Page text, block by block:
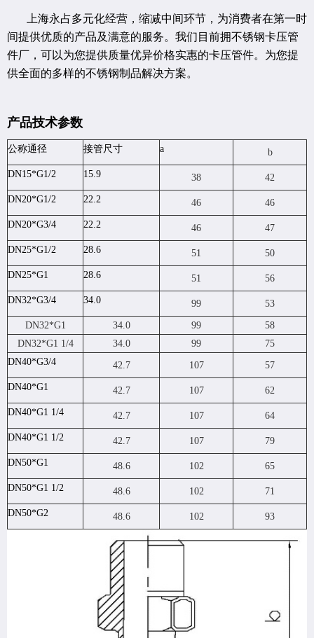
上海永占多元化经营，缩减中间环节，为消费者在第一时
间提供优质的产品及满意的服务。我们目前拥不锈钢卡压管
件厂，可以为您提供质量优异价格实惠的卡压管件。为您提
供全面的多样的不锈钢制品解决方案。
产品技术参数
公称通径 接管尺寸 a b
DN15*G1/2 15.9 38 42
DN20*G1/2 22.2 46 46
DN20*G3/4 22.2 46 47
DN25*G1 /2 28.6 51 50
DN25*G1 28.6 51 56
DN32*G3/4 34.0 99 53
DN32*G1 34.0 99
58
DN32*G1 1/4
34.0 99
75
DN40*G3/4
42.7 107 57
DN40*G1 42.7 107 62
DN40*G1 1/4 42.7 107 64
DN40*G1 1/2 42.7 107 79
DN50*G1 48.6 102 65
DN50*G1 1/2 48.6 102 71
DN50*G2 48.6 102 93